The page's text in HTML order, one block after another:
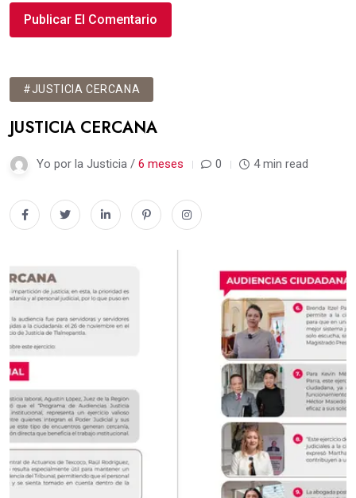
#JUSTICIA CERCANA
JUSTICIA CERCANA
Yo por la Justicia / 6 meses 0 4 min read